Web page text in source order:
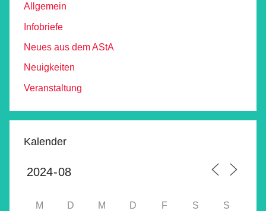
Allgemein
Infobriefe
Neues aus dem AStA
Neuigkeiten
Veranstaltung
Kalender
M D M D F S S